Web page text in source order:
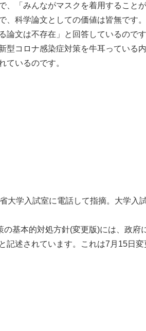
「みんながマスクを着用すること
科学論文としての価値は皆無です
文は不存在」と回答しているのです
コロナ感染症対策を牛耳っている
ているのです。
学入試室に電話して指摘。大学入
基本的対処方針(変更版)には、政府
述されています。これは7月15日